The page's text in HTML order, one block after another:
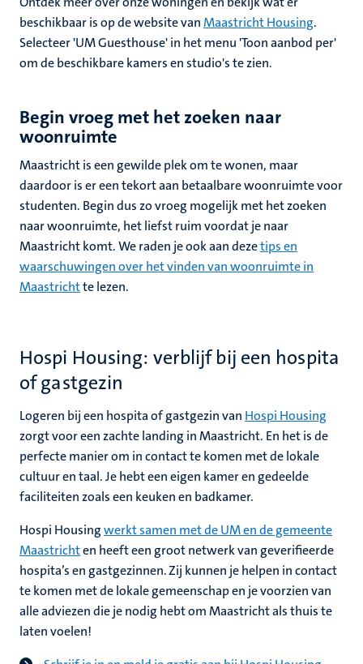
beschikbaar is op de website vanMaastricht Housing.
Selecteer 'UM Guesthouse' in het menu 'Toon aanbod per'
om de beschikbare kamers en studio's te zien.
Begin vroeg met het zoeken naar
woonruimte
Maastricht is een gewilde plek om te wonen, maar
daardoor is er een tekort aan betaalbare woonruimte voor
studenten. Begin dus zo vroeg mogelijk met het zoeken
naar woonruimte, het liefst ruim voordat je naar
Maastricht komt. We raden je ook aan dezetips en
waarschuwingen over het vinden van woonruimte in
Maastrichtte lezen.
Hospi Housing: verblijf bij een hospita
of gastgezin
Logeren bij een hospita of gastgezin van Hospi Housing
zorgt voor een zachte landing in Maastricht. En het is de
perfecte manier om in contact te komen met de lokale
cultuur en taal. Je hebt een eigen kamer en gedeelde
faciliteiten zoals een keuken en badkamer.
Hospi Housingwerkt samen met de UM en de gemeente
Maastrichten heeft een groot netwerk van geverifieerde
hospita’s en gastgezinnen. Zij kunnen je helpen in contact
te komen met de lokale gemeenschap en je voorzien van
alle adviezen die je nodig hebt om Maastricht als thuis te
laten voelen!